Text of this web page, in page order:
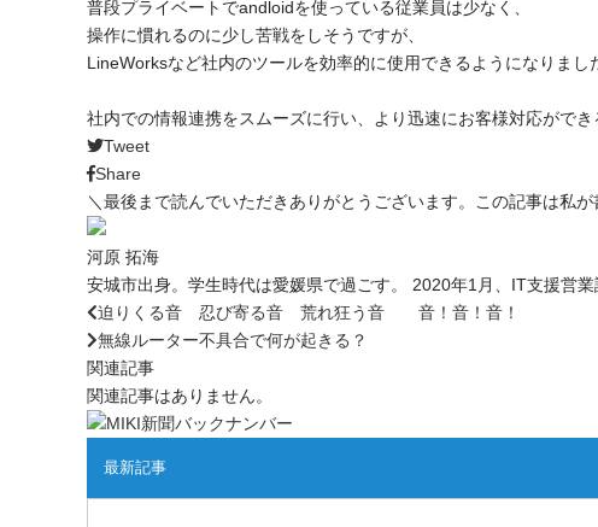
普段プライベートでandloidを使っている従業員は少なく、
操作に慣れるのに少し苦戦をしそうですが、
LineWorksなど社内のツールを効率的に使用できるようになりまし
社内での情報連携をスムーズに行い、より迅速にお客様対応ができ
Tweet
Share
＼最後まで読んでいただきありがとうございます。この記事は私が
河原 拓海
安城市出身。学生時代は愛媛県で過ごす。 2020年1月、IT支援営
迫りくる音 忍び寄る音 荒れ狂う音 音！音！音！
無線ルーター不具合で何が起きる？
関連記事
関連記事はありません。
最新記事